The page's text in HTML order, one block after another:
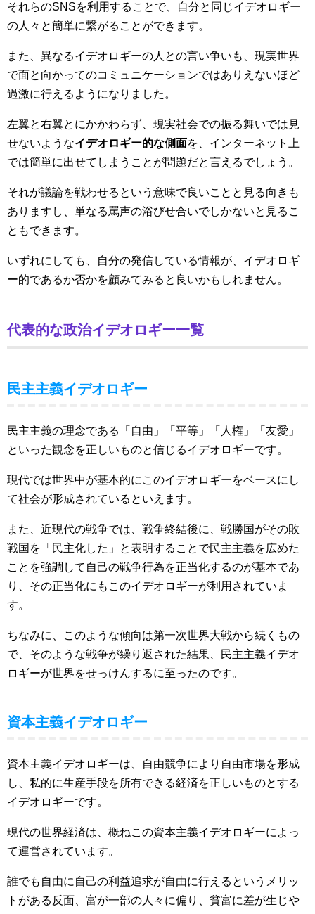
それらのSNSを利用することで、自分と同じイデオロギー
の人々と簡単に繋がることができます。
また、異なるイデオロギーの人との言い争いも、現実世界
で面と向かってのコミュニケーションではありえないほど
過激に行えるようになりました。
左翼と右翼とにかかわらず、現実社会での振る舞いでは見
せないようなイデオロギー的な側面を、インターネット上
では簡単に出せてしまうことが問題だと言えるでしょう。
それが議論を戦わせるという意味で良いことと見る向きも
ありますし、単なる罵声の浴びせ合いでしかないと見るこ
ともできます。
いずれにしても、自分の発信している情報が、イデオロギ
ー的であるか否かを顧みてみると良いかもしれません。
代表的な政治イデオロギー一覧
民主主義イデオロギー
民主主義の理念である「自由」「平等」「人権」「友愛」
といった観念を正しいものと信じるイデオロギーです。
現代では世界中が基本的にこのイデオロギーをベースにし
て社会が形成されているといえます。
また、近現代の戦争では、戦争終結後に、戦勝国がその敗
戦国を「民主化した」と表明することで民主主義を広めた
ことを強調して自己の戦争行為を正当化するのが基本であ
り、その正当化にもこのイデオロギーが利用されていま
す。
ちなみに、このような傾向は第一次世界大戦から続くもの
で、そのような戦争が繰り返された結果、民主主義イデオ
ロギーが世界をせっけんするに至ったのです。
資本主義イデオロギー
資本主義イデオロギーは、自由競争により自由市場を形成
し、私的に生産手段を所有できる経済を正しいものとする
イデオロギーです。
現代の世界経済は、概ねこの資本主義イデオロギーによっ
て運営されています。
誰でも自由に自己の利益追求が自由に行えるというメリッ
トがある反面、富が一部の人々に偏り、貧富に差が生じや